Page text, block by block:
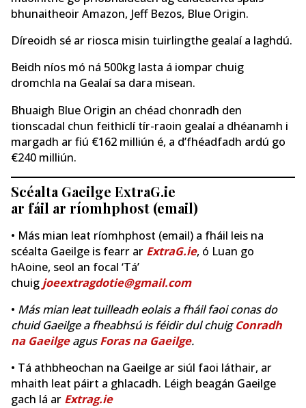
bhunaitheoir Amazon, Jeff Bezos, Blue Origin.
Díreoidh sé ar riosca misin tuirlingthe gealaí a laghdú.
Beidh níos mó ná 500kg lasta á iompar chuig
dromchla na Gealaí sa dara misean.
Bhuaigh Blue Origin an chéad chonradh den
tionscadal chun feithiclí tír-raoin gealaí a dhéanamh i
margadh ar fiú €162 milliún é, a d’fhéadfadh ardú go
€240 milliún.
Scéalta Gaeilge ExtraG.ie
ar fáil ar ríomhphost (email)
• Más mian leat ríomhphost (email) a fháil leis na
scéalta Gaeilge is fearr ar ExtraG.ie, ó Luan go
hAoine, seol an focal ‘Tá’
chuig joeextragdotie@gmail.com
• Más mian leat tuilleadh eolais a fháil faoi conas do
chuid Gaeilge a fheabhsú is féidir dul chuigConradh
na GaeilgeagusForas na Gaeilge.
• Tá athbheochan na Gaeilge ar siúl faoi láthair, ar
mhaith leat páirt a ghlacadh. Léigh beagán Gaeilge
gach lá ar Extrag.ie